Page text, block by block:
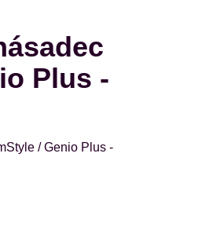
Plus -
/ Genio Plus -